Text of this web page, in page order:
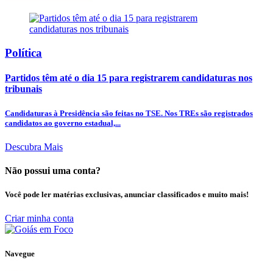
Política
Partidos têm até o dia 15 para registrarem candidaturas nos
tribunais
Candidaturas à Presidência são feitas no TSE. Nos TREs são registrados
candidatos ao governo estadual,...
Descubra Mais
Não possui uma conta?
Você pode ler matérias exclusivas, anunciar classificados e muito mais!
Criar minha conta
Navegue